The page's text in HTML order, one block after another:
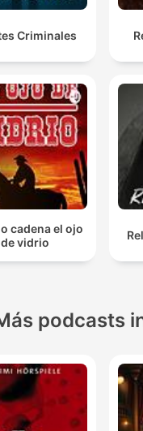
Criminales
cadena el ojo
de vidrio
podcasts